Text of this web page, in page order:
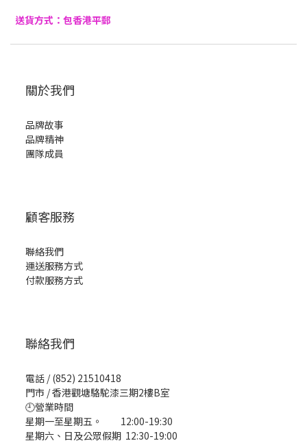
送貨方式：包香港平郵
關於我們
品牌故事
品牌精神
團隊成員
顧客服務
聯絡我們
運送服務方式
付款服務方式
聯絡我們
電話 / (852) 21510418
門市 / 香港觀塘駱駝漆三期2樓B室
🕘營業時間
星期一至星期五。 12:00-19:30
星期六、日及公眾假期 12:30-19:00